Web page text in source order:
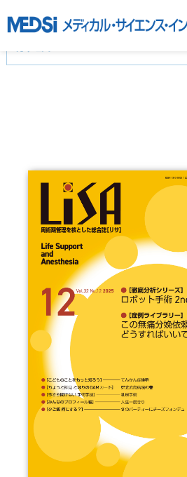
基礎医学(93)
基礎医学関連科学(80)
看護学(21)
医療技術(16)
医学一般(91)